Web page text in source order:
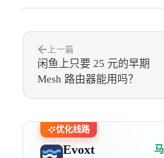
上一篇
闲鱼上只要 25 元的早期
Mesh 路由器能用吗？
优化线路
Evoxt